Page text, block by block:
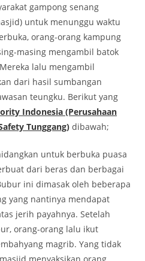
gampong senang
untuk menunggu waktu
orang-orang kampung
masing mengambil batok
lalu mengambil
dari hasil sumbangan
teungku. Berikut yang
Indonesia (Perusahaan
Tunggang) dibawah;
untuk berbuka puasa
dari beras dan berbagai
ini dimasak oleh beberapa
yang nantinya mendapat
jerih payahnya. Setelah
orang-orang lalu ikut
magrib. Yang tidak